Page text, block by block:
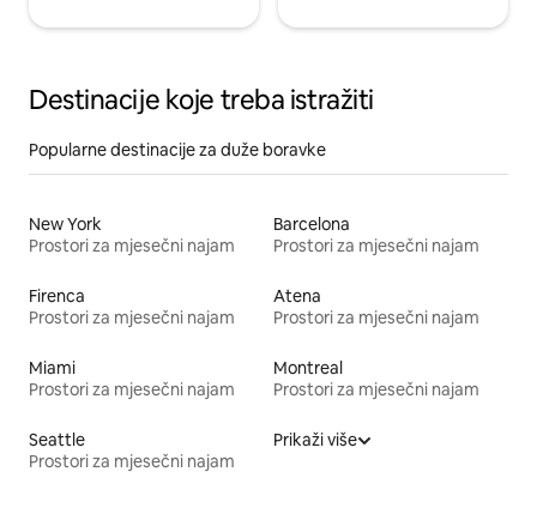
Destinacije koje treba istražiti
Popularne destinacije za duže boravke
New York
Prostori za mjesečni najam
Barcelona
Prostori za mjesečni najam
Firenca
Prostori za mjesečni najam
Atena
Prostori za mjesečni najam
Miami
Prostori za mjesečni najam
Montreal
Prostori za mjesečni najam
Seattle
Prostori za mjesečni najam
Prikaži više